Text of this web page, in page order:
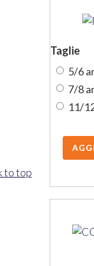
to top
Taglie
5/6
7/8
11/